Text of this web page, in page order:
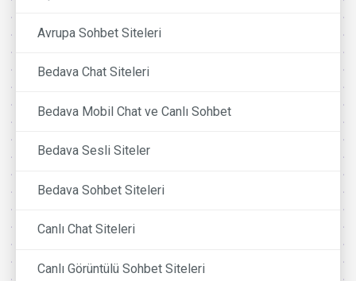
Avrupa Sohbet Siteleri
Bedava Chat Siteleri
Bedava Mobil Chat ve Canlı Sohbet
Bedava Sesli Siteler
Bedava Sohbet Siteleri
Canlı Chat Siteleri
Canlı Görüntülü Sohbet Siteleri